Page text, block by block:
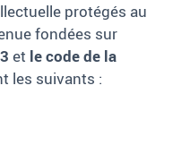
protégés au
fondées sur
et le code de la
les suivants :